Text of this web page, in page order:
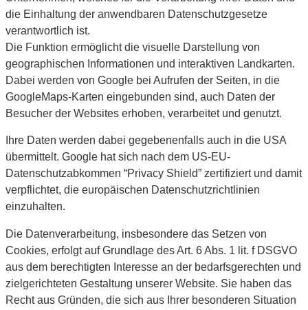
die Einhaltung der anwendbaren Datenschutzgesetze
verantwortlich ist.
Die Funktion ermöglicht die visuelle Darstellung von
geographischen Informationen und interaktiven Landkarten.
Dabei werden von Google bei Aufrufen der Seiten, in die
GoogleMaps-Karten eingebunden sind, auch Daten der
Besucher der Websites erhoben, verarbeitet und genutzt.
Ihre Daten werden dabei gegebenenfalls auch in die USA
übermittelt. Google hat sich nach dem US-EU-
Datenschutzabkommen “Privacy Shield” zertifiziert und damit
verpflichtet, die europäischen Datenschutzrichtlinien
einzuhalten.
Die Datenverarbeitung, insbesondere das Setzen von
Cookies, erfolgt auf Grundlage des Art. 6 Abs. 1 lit. f DSGVO
aus dem berechtigten Interesse an der bedarfsgerechten und
zielgerichteten Gestaltung unserer Website. Sie haben das
Recht aus Gründen, die sich aus Ihrer besonderen Situation